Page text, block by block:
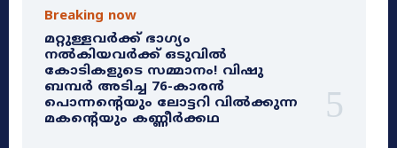
Breaking now
മറ്റുള്ളവർക്ക് ഭാഗ്യം
നൽകിയവർക്ക് ഒടുവിൽ
കോടികളുടെ സമ്മാനം! വിഷു
ബമ്പർ അടിച്ച 76-കാരൻ
പൊന്നന്റെയും ലോട്ടറി വിൽക്കുന്ന
മകന്റെയും കണ്ണീർക്കഥ